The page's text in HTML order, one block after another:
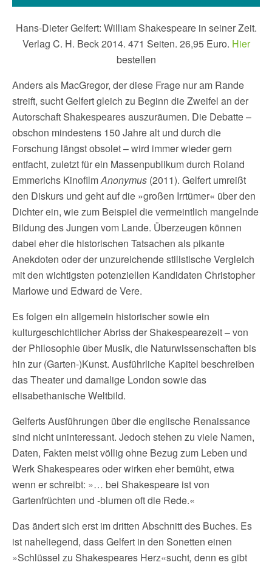
Hans-Dieter Gelfert: William Shakespeare in seiner Zeit.
Verlag C. H. Beck 2014. 471 Seiten. 26,95 Euro. Hier
bestellen
Anders als MacGregor, der diese Frage nur am Rande
streift, sucht Gelfert gleich zu Beginn die Zweifel an der
Autorschaft Shakespeares auszuräumen. Die Debatte –
obschon mindestens 150 Jahre alt und durch die
Forschung längst obsolet – wird immer wieder gern
entfacht, zuletzt für ein Massenpublikum durch Roland
Emmerichs KinofilmAnonymus (2011). Gelfert umreißt
den Diskurs und geht auf die »großen Irrtümer« über den
Dichter ein, wie zum Beispiel die vermeintlich mangelnde
Bildung des Jungen vom Lande. Überzeugen können
dabei eher die historischen Tatsachen als pikante
Anekdoten oder der unzureichende stilistische Vergleich
mit den wichtigsten potenziellen Kandidaten Christopher
Marlowe und Edward de Vere.
Es folgen ein allgemein historischer sowie ein
kulturgeschichtlicher Abriss der Shakespearezeit – von
der Philosophie über Musik, die Naturwissenschaften bis
hin zur (Garten-)Kunst. Ausführliche Kapitel beschreiben
das Theater und damalige London sowie das
elisabethanische Weltbild.
Gelferts Ausführungen über die englische Renaissance
sind nicht uninteressant. Jedoch stehen zu viele Namen,
Daten, Fakten meist völlig ohne Bezug zum Leben und
Werk Shakespeares oder wirken eher bemüht, etwa
wenn er schreibt: »… bei Shakespeare ist von
Gartenfrüchten und -blumen oft die Rede.«
Das ändert sich erst im dritten Abschnitt des Buches. Es
ist naheliegend, dass Gelfert in den Sonetten einen
»Schlüssel zu Shakespeares Herz«sucht, denn es gibt